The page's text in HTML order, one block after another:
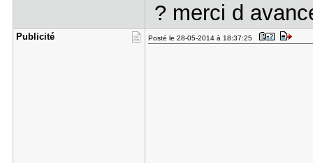
? merci d
Publicité Posté le 28-05-2014 à 18:37:25